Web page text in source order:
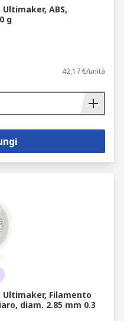
ABS,
g
42,17 €/unità
Filamento
diam. 2.85 mm 0.3